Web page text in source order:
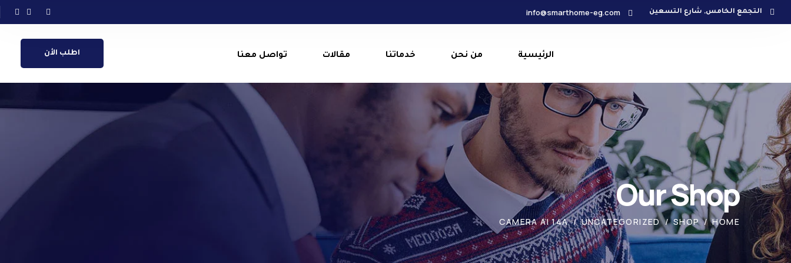
التجمع الخامس, شارع التسعين info@smarthome-eg.com
الرئيسية من نحن خدماتنا مقالات تواصل معنا اطلب الأن
Our Shop
HOME
SHOP
UNCATEGORIZED
CAMERA AI 14A